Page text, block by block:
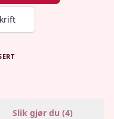
Slik gjør du (4)